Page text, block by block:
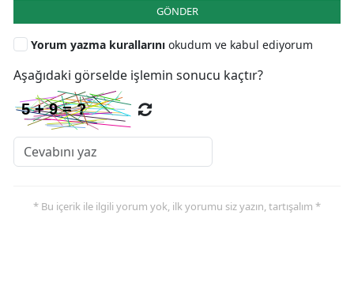
GÖNDER
Yorum yazma kurallarını okudum ve kabul ediyorum
Aşağıdaki görselde işlemin sonucu kaçtır?
* Bu içerik ile ilgili yorum yok, ilk yorumu siz yazın, tartışalım *